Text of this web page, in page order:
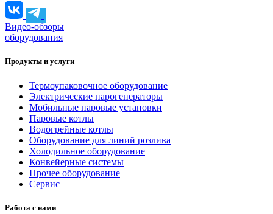
Видео-обзоры
оборудования
Продукты и услуги
Термоупаковочное оборудование
Электрические парогенераторы
Мобильные паровые установки
Паровые котлы
Водогрейные котлы
Оборудование для линий розлива
Холодильное оборудование
Конвейерные системы
Прочее оборудование
Сервис
Работа с нами